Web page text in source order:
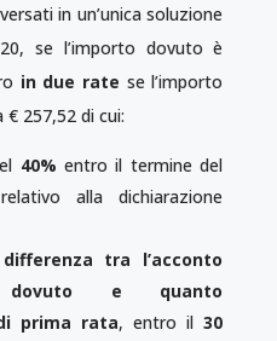
in un’unica soluzione
se l’importo dovuto è
in due rate se l’importo
257,52 di cui:
40% entro il termine del
alla dichiarazione
tra l’acconto
dovuto e quanto
prima rata, entro il30